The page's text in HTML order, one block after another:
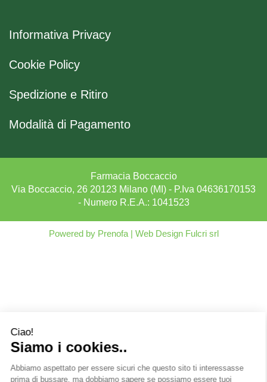
Informativa Privacy
Cookie Policy
Spedizione e Ritiro
Modalità di Pagamento
Farmacia Boccaccio
Via Boccaccio, 26 20123 Milano (MI) - P.Iva 04636170153
- Numero R.E.A.: 1041523
Powered byPrenofa| Web Design Fulcri srl